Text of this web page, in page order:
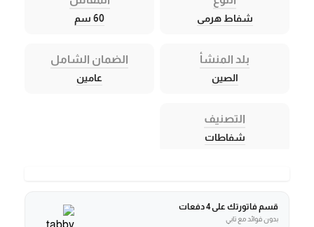
شفاط هرمى 60 سم
بلد المنشأ
الصين
الضمان الشامل
عامين
التصنيف
شفاطات
قسم فاتورتك على 4 دفعات
بدون فوائد مع تابي